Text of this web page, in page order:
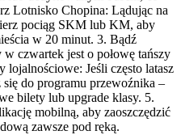
Lotnisko Chopina: Lądując na
pociąg SKM lub KM, aby
w 20 minut. 3. Bądź
czwartek jest o połowę tańszy
Jeśli często latasz
się do programu przewoźnika –
bilety lub upgrade klasy. 5.
mobilną, aby zaoszczędzić
zawsze pod ręką.